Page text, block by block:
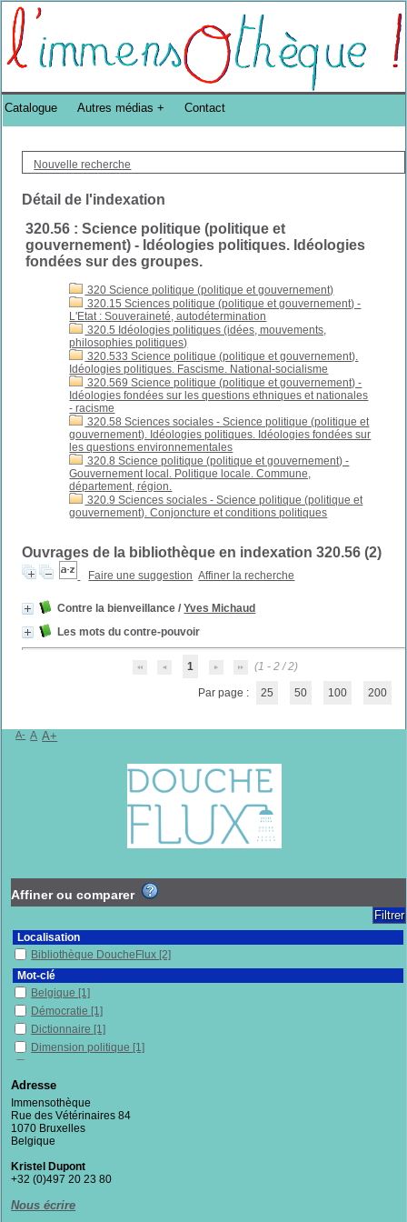
Bibliothèque DoucheFLUX Bibliotheek -->
Nouvelle recherche
Détail de l'indexation
320.56 : Science politique (politique et
gouvernement) - Idéologies politiques. Idéologies
fondées sur des groupes.
320 Science politique (politique et gouvernement)
320.15 Sciences politique (politique et gouvernement) -
L'Etat : Souveraineté, autodétermination
320.5 Idéologies politiques (idées, mouvements,
philosophies politiques)
320.533 Science politique (politique et gouvernement).
Idéologies politiques. Fascisme. National-socialisme
320.569 Science politique (politique et gouvernement) -
Idéologies fondées sur les questions ethniques et nationales
- racisme
320.58 Sciences sociales - Science politique (politique et
gouvernement). Idéologies politiques. Idéologies fondées sur
les questions environnementales
320.8 Science politique (politique et gouvernement) -
Gouvernement local. Politique locale. Commune,
département, région.
320.9 Sciences sociales - Science politique (politique et
gouvernement). Conjoncture et conditions politiques
Ouvrages de la bibliothèque en indexation 320.56 (2)
Faire une suggestion Affiner la recherche
Contre la bienveillance /Yves Michaud
Les mots du contre-pouvoir
1 (1 - 2 / 2)
Par page : 25 50 100 200
Catalogue Autres médias Contact
A- A A+
Affiner ou comparer
Localisation
Bibliothèque DoucheFlux [2]
Mot-clé
Belgique [1]
Démocratie [1]
Dictionnaire [1]
Dimension politique [1]
Lutte
Militantisme
Mots[1]
Populisme
Religions [1]
Théorie du care
Adresse
Immensothèque
Rue des Vétérinaires 84
1070 Bruxelles
Belgique
Kristel Dupont
+32 (0)497 20 23 80
Nous écrire